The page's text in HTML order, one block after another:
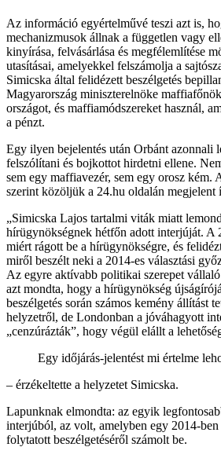
Az információ egyértelművé teszi azt is,
mechanizmusok állnak a független vagy
kinyírása, felvásárlása és megfélemlítése
utasításai, amelyekkel felszámolja a
Simicska által felidézett beszélgetés
Magyarország miniszterelnöke
országot, és maffiamódszereket használ,
a pénzt.
Egy ilyen bejelentés után Orbánt azonnali
felszólítani és bojkottot hirdetni ellene.
sem egy maffiavezér, sem egy orosz kém.
szerint közöljük a 24.hu oldalán megjelent
„Simicska Lajos tartalmi viták miatt
hírügynökségnek hétfőn adott interjúját. A
miért rágott be a hírügynökségre, és
miről beszélt neki a 2014-es választási
Az egyre aktívabb politikai szerepet
azt mondta, hogy a hírügynökség
beszélgetés során számos kemény állítást
helyzetről, de Londonban a jóváhagyott
„cenzúrázták”, hogy végül elállt a
Egy időjárás-jelentést mi értelme
– érzékeltette a helyzetet Simicska.
Lapunknak elmondta: az egyik
interjúból, az volt, amelyben egy 2014-
folytatott beszélgetéséről számolt be.